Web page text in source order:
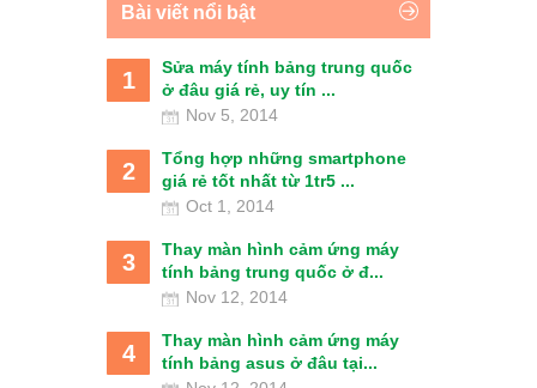
Bài viết nổi bật
1
Sửa máy tính bảng trung quốc
ở đâu giá rẻ, uy tín ...
Nov 5, 2014
2
Tổng hợp những smartphone
giá rẻ tốt nhất từ 1tr5 ...
Oct 1, 2014
3
Thay màn hình cảm ứng máy
tính bảng trung quốc ở đ...
Nov 12, 2014
4
Thay màn hình cảm ứng máy
tính bảng asus ở đâu tại...